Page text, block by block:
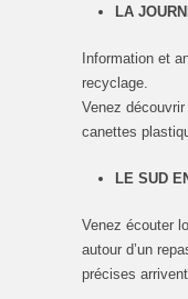
LA
Information et
recyclage.
Venez
canettes
LE SUD
Venez écouter
autour d’un
précises arrivent